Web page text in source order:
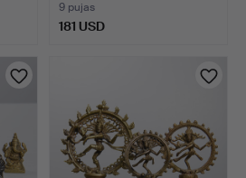
9 pujas
181 USD